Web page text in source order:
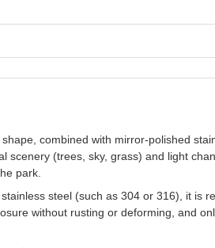
combined with mirror-polished
scenery (trees, sky, grass) and light
park.
steel (such as 304 or 316), it is
without rusting or deforming, and